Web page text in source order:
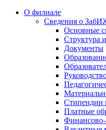
О филиале
Сведения о
Основные
Структура
Документы
Стипендии
Платные
Финансово-